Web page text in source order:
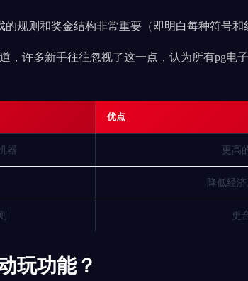
的规则和奖金结构非常重要（即明白每种符号
，许多新手往往忽视了这一点，认为所有pg
优点
器 更高
降低经
更
玩功能？